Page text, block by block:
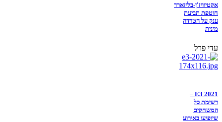
אקטיוויז'ן-בליזארד
חוטפת תביעת
ענק על הטרדה
מינית
עדי פרל
E3 2021 –
רשימת כל
המשחקים
שיופיעו באירוע